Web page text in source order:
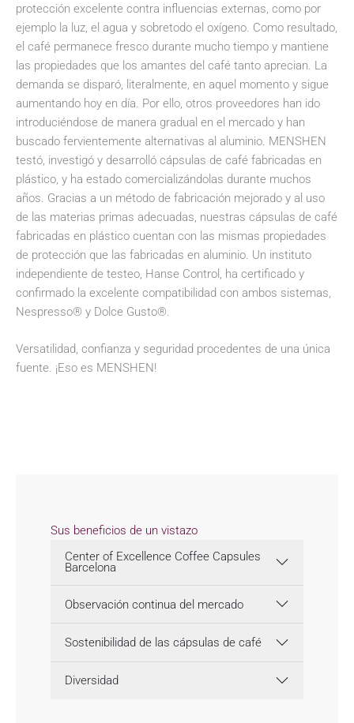
protección excelente contra influencias externas, como por
ejemplo la luz, el agua y sobretodo el oxígeno. Como resultado,
el café permanece fresco durante mucho tiempo y mantiene
las propiedades que los amantes del café tanto aprecian. La
demanda se disparó, literalmente, en aquel momento y sigue
aumentando hoy en día. Por ello, otros proveedores han ido
introduciéndose de manera gradual en el mercado y han
buscado fervientemente alternativas al aluminio. MENSHEN
testó, investigó y desarrolló cápsulas de café fabricadas en
plástico, y ha estado comercializándolas durante muchos
años. Gracias a un método de fabricación mejorado y al uso
de las materias primas adecuadas, nuestras cápsulas de café
fabricadas en plástico cuentan con las mismas propiedades
de protección que las fabricadas en aluminio. Un instituto
independiente de testeo, Hanse Control, ha certificado y
confirmado la excelente compatibilidad con ambos sistemas,
Nespresso® y Dolce Gusto®.
Versatilidad, confianza y seguridad procedentes de una única
fuente. ¡Eso es MENSHEN!
Sus beneficios de un vistazo
Center of Excellence Coffee Capsules
Barcelona
Observación continua del mercado
Sostenibilidad de las cápsulas de café
Diversidad